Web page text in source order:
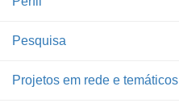
Pesquisa
Projetos em rede e temáticos